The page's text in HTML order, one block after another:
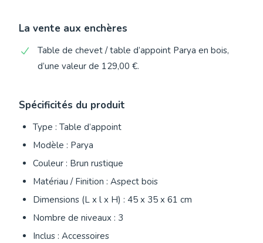
La vente aux enchères
Table de chevet / table d’appoint Parya en bois,
d’une valeur de 129,00 €.
Spécificités du produit
Type : Table d’appoint
Modèle : Parya
Couleur : Brun rustique
Matériau / Finition : Aspect bois
Dimensions (L x l x H) : 45 x 35 x 61 cm
Nombre de niveaux : 3
Inclus : Accessoires